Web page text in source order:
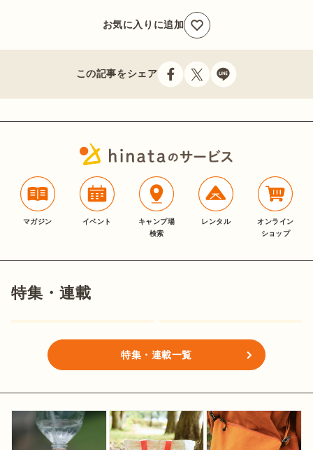
お気に入りに追加
この記事をシェア
マガジン イベント
キャンプ場
検索
レンタル
オンライン
ショップ
特集・連載
特集・連載一覧